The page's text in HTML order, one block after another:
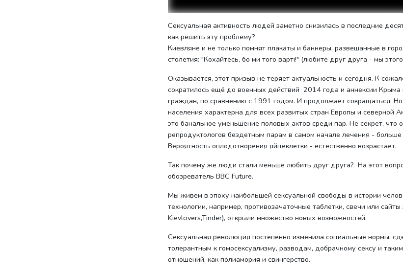
Сексуальная активность людей заметно снизилась в последние
как решить эту проблему?
Киевляне и не только помнят плакаты и баннеры, развешанные в
столетия: "Кохайтесь, бо ми того варті!" (любите друг друга - мы
Оказывается, этот призыв не теряет актуальность и сегодня. К
сократилось ещё до военных действий 2014 года и аннексии Крыма
граждан, по сравнению с 1991 годом. И продолжает сокращаться.
населения характерна для всех развитых стран Европы и северной
это банальное уменьшение половых актов среди пар. Не секрет, что
репродуктологов бездетным парам в самом начале лечения - больше
Вероятность оплодотворения яйцеклетки - естественно возрастает.
Так почему же люди стали меньше любить друг друга? На этот
обозреватель BBC Future.
Мы живем в эпоху наибольшей сексуальной свободы в истории
технологии, например, противозачаточные таблетки, свечи или сайты
Kievlovers,Tinder), открыли множество новых возможностей.
Сексуальная революция постепенно изменила социальные нормы,
толерантным к гомосексуализму, разводам, добрачному сексу и
отношений, как полиамория и свингерство.